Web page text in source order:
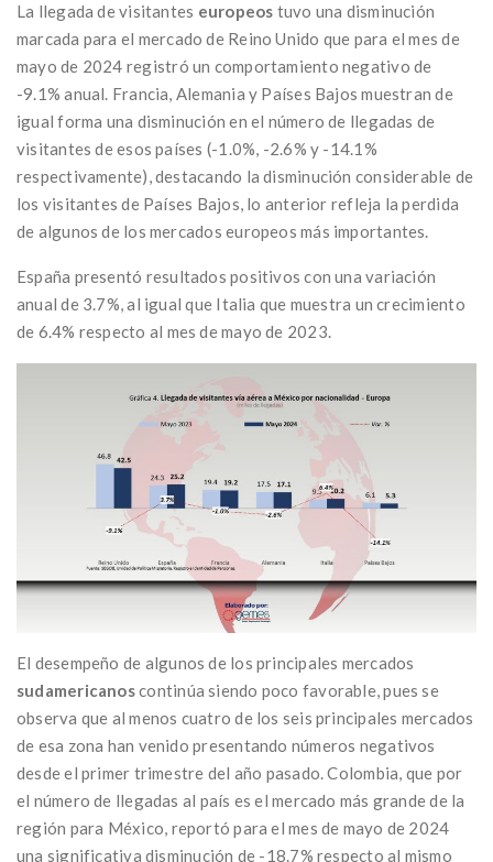
La llegada de visitantes europeos tuvo una disminución
marcada para el mercado de Reino Unido que para el mes de
mayo de 2024 registró un comportamiento negativo de
-9.1% anual. Francia, Alemania y Países Bajos muestran de
igual forma una disminución en el número de llegadas de
visitantes de esos países (-1.0%, -2.6% y -14.1%
respectivamente), destacando la disminución considerable de
los visitantes de Países Bajos, lo anterior refleja la perdida
de algunos de los mercados europeos más importantes.
España presentó resultados positivos con una variación
anual de 3.7%, al igual que Italia que muestra un crecimiento
de 6.4% respecto al mes de mayo de 2023.
El desempeño de algunos de los principales mercados
sudamericanoscontinúa siendo poco favorable, pues se
observa que al menos cuatro de los seis principales mercados
de esa zona han venido presentando números negativos
desde el primer trimestre del año pasado. Colombia, que por
el número de llegadas al país es el mercado más grande de la
región para México, reportó para el mes de mayo de 2024
una significativa disminución de -18.7% respecto al mismo